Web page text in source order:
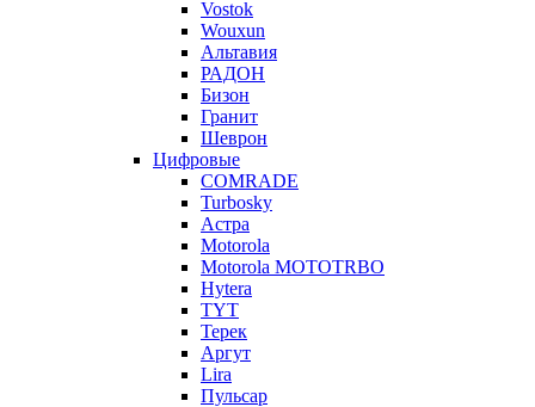
Vostok
Wouxun
Альтавия
РАДОН
Бизон
Гранит
Шеврон
Цифровые
COMRADE
Turbosky
Астра
Motorola
Motorola MOTOTRBO
Hytera
TYT
Терек
Аргут
Lira
Пульсар